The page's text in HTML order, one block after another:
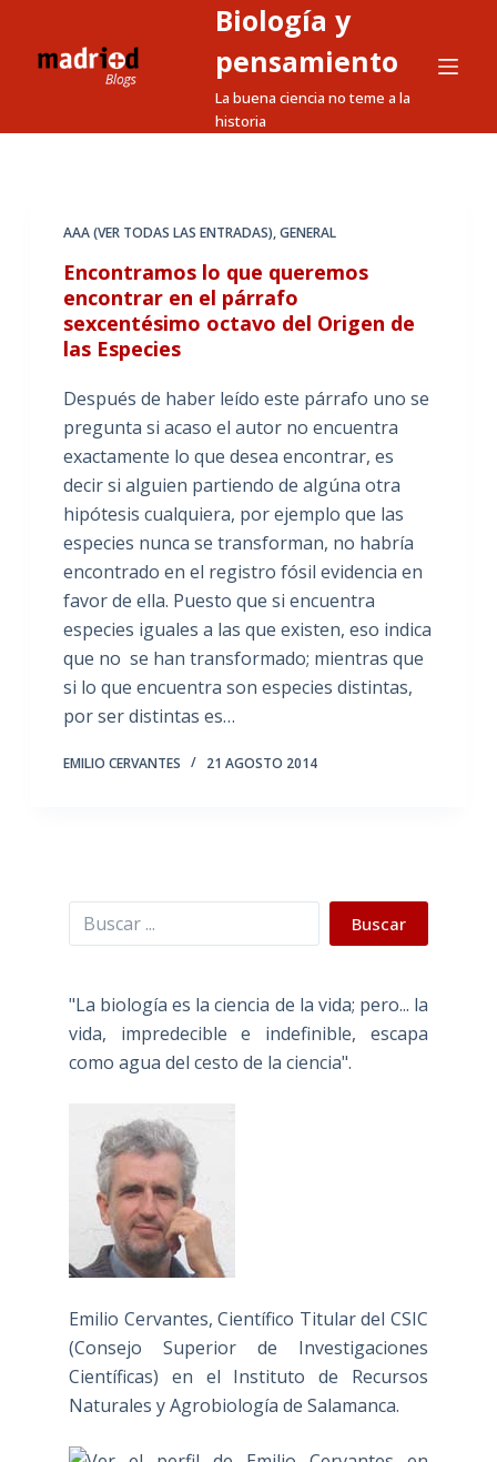
a
Biología y
pensamiento
La buena ciencia no teme a la
historia
AAA (VER TODAS LAS ENTRADAS),GENERAL
Encontramos lo que queremos
encontrar en el párrafo
sexcentésimo octavo del Origen de
las Especies
Después de haber leído este párrafo uno se
pregunta si acaso el autor no encuentra
exactamente lo que desea encontrar, es
decir si alguien partiendo de algúna otra
hipótesis cualquiera, por ejemplo que las
especies nunca se transforman, no habría
encontrado en el registro fósil evidencia en
favor de ella. Puesto que si encuentra
especies iguales a las que existen, eso indica
que no se han transformado; mientras que
si lo que encuentra son especies distintas,
por ser distintas es…
EMILIO CERVANTES 21 AGOSTO 2014
Buscar Buscar
"La biología es la ciencia de la vida; pero... la
vida, impredecible e indefinible, escapa
como agua del cesto de la ciencia".
Emilio Cervantes, Científico Titular del CSIC
(Consejo Superior de Investigaciones
Científicas) en el Instituto de Recursos
Naturales y Agrobiología de Salamanca.